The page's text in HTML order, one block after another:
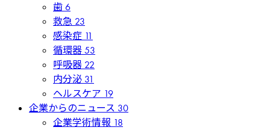
歯6
救急 23
感染症 11
循環器53
呼吸器 22
内分泌 31
ヘルスケア 19
企業からのニュース 30
企業学術情報 18